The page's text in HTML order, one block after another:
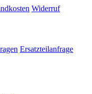
Widerruf
Ersatzteilanfrage